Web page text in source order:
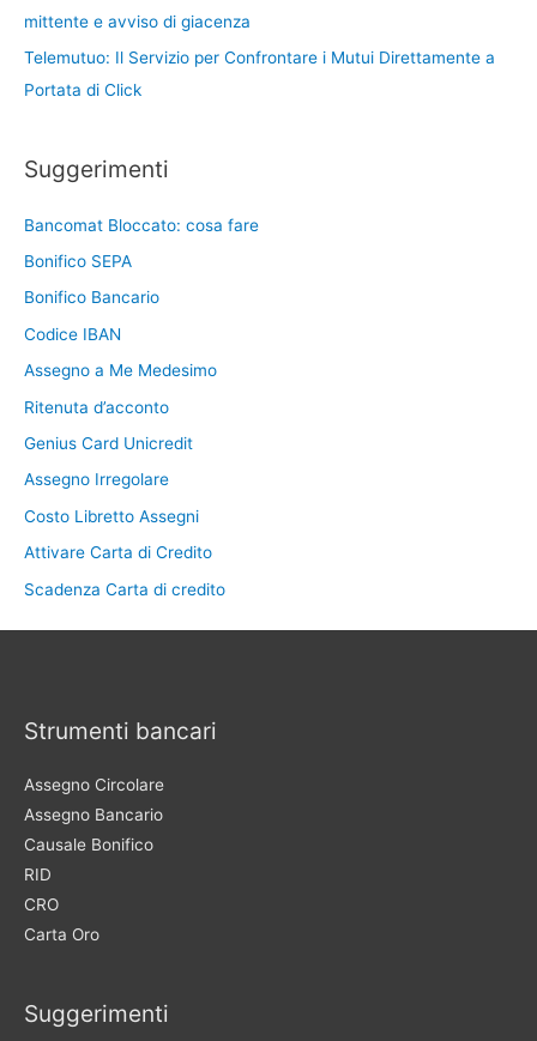
mittente e avviso di giacenza
Telemutuo: Il Servizio per Confrontare i Mutui Direttamente a
Portata di Click
Suggerimenti
Bancomat Bloccato: cosa fare
Bonifico SEPA
Bonifico Bancario
Codice IBAN
Assegno a Me Medesimo
Ritenuta d’acconto
Genius Card Unicredit
Assegno Irregolare
Costo Libretto Assegni
Attivare Carta di Credito
Scadenza Carta di credito
Strumenti bancari
Assegno Circolare
Assegno Bancario
Causale Bonifico
RID
CRO
Carta Oro
Suggerimenti